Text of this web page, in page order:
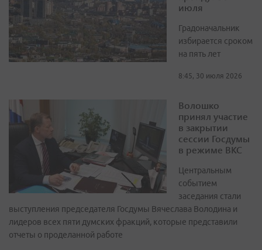
июля
Градоначальник
избирается сроком
на пять лет
8:45, 30 июля 2026
Волошко
принял участие
в закрытии
сессии Госдумы
в режиме ВКС
Центральным
событием
заседания стали
выступления председателя Госдумы Вячеслава Володина и
лидеров всех пяти думских фракций, которые представили
отчеты о проделанной работе